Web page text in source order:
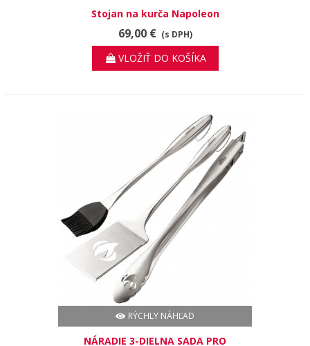
Stojan na kurča Napoleon
69,00 € (s DPH)
VLOŽIŤ DO KOŠÍKA
RÝCHLY NÁHĽAD
NÁRADIE 3-DIELNA SADA PRO